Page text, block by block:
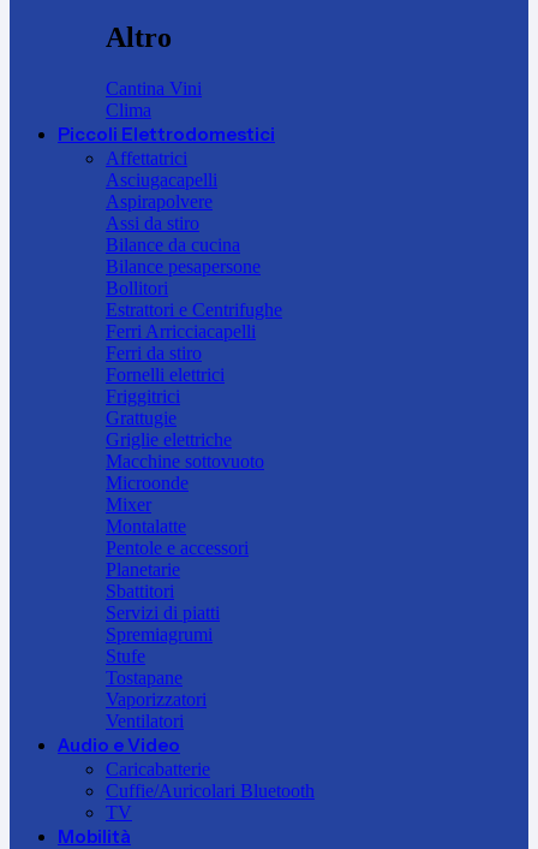
Altro
Cantina Vini
Clima
Piccoli Elettrodomestici
Affettatrici
Asciugacapelli
Aspirapolvere
Assi da stiro
Bilance da cucina
Bilance pesapersone
Bollitori
Estrattori e Centrifughe
Ferri Arricciacapelli
Ferri da stiro
Fornelli elettrici
Friggitrici
Grattugie
Griglie elettriche
Macchine sottovuoto
Microonde
Mixer
Montalatte
Pentole e accessori
Planetarie
Sbattitori
Servizi di piatti
Spremiagrumi
Stufe
Tostapane
Vaporizzatori
Ventilatori
Audio e Video
Caricabatterie
Cuffie/Auricolari Bluetooth
TV
Mobilità